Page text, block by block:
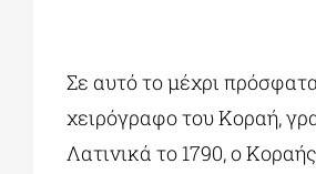
Σε αυτό το μέχρι
χειρόγραφο του Κοραή,
Λατινικά το 1790, ο